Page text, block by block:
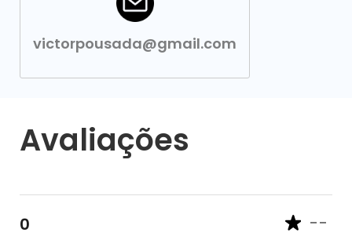
victorpousada@gmail.com
Avaliações
0 --